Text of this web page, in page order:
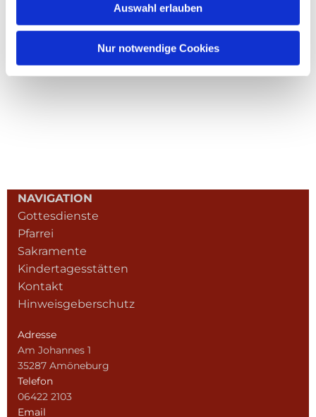
Auswahl erlauben
Nur notwendige Cookies
NAVIGATION
Gottesdienste
Pfarrei
Sakramente
Kindertagesstätten
Kontakt
Hinweisgeberschutz
Adresse
Am Johannes 1
35287 Amöneburg
Telefon
06422 2103
Email